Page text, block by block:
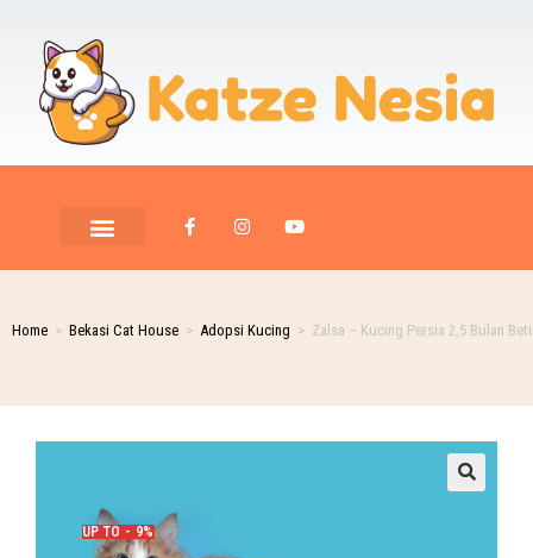
Home > Bekasi Cat House > Adopsi Kucing > Zalsa – Kucing Persia 2,5 Bulan
UP TO - 9%